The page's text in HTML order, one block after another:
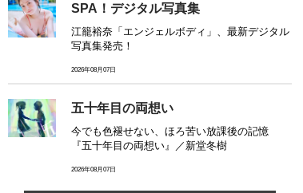
SPA！デジタル写真集
江籠裕奈「エンジェルボディ」、最新デジタル
写真集発売！
2026年08月07日
五十年目の両想い
今でも色褪せない、ほろ苦い放課後の記憶
『五十年目の両想い』／新堂冬樹
2026年08月07日